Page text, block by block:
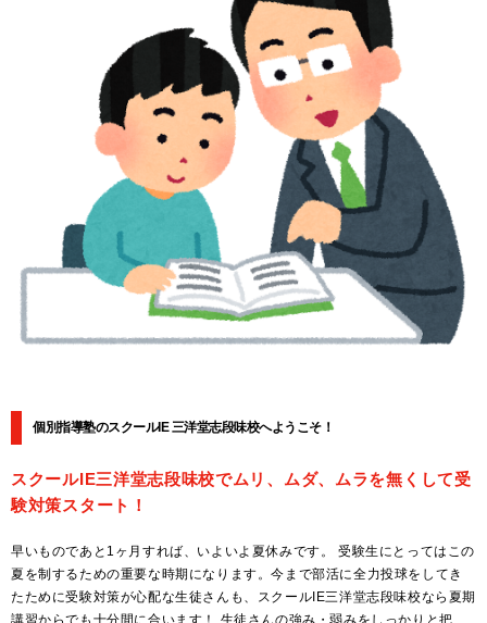
個別指導塾のスクールIE 三洋堂志段味校へようこそ！
スクールIE三洋堂志段味校でムリ、ムダ、ムラを無くして受
験対策スタート！
早いものであと1ヶ月すれば、いよいよ夏休みです。 受験生にとってはこの
夏を制するための重要な時期になります。今まで部活に全力投球をしてき
たために受験対策が心配な生徒さんも、スクールIE三洋堂志段味校なら夏期